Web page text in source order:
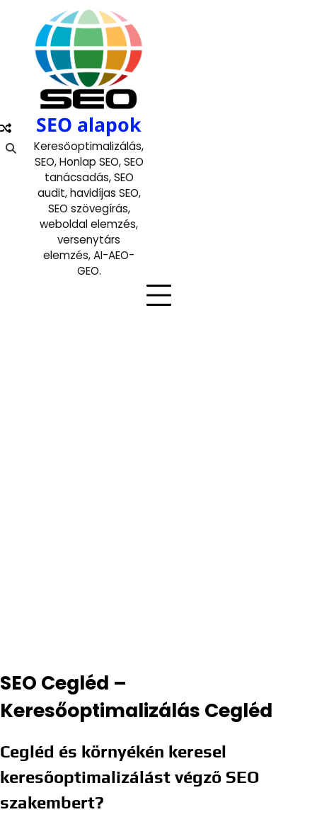
content
SEO alapok
Keresőoptimalizálás,
SEO, Honlap SEO, SEO
tanácsadás, SEO
audit, havidíjas SEO,
SEO szövegírás,
weboldal elemzés,
versenytárs
elemzés, AI-AEO-
GEO.
SEO Cegléd –
Keresőoptimalizálás Cegléd
Cegléd és környékén keresel
keresőoptimalizálást végző SEO
szakembert?